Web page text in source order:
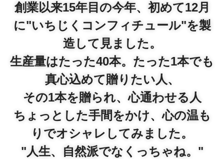
創業以来15年目の今年、初めて12月
に"いちじくコンフィチュール"を製
造して見ました。
生産量はたった40本。たった1本でも
真心込めて贈りたい人、
その1本を贈られ、心通わせる人
ちょっとした手間をかけ、心の温も
りでオシャレしてみました。
"人生、自然派でなくっちゃね。"